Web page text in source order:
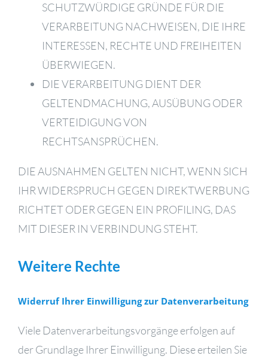
SCHUTZWÜRDIGE GRÜNDE FÜR DIE
VERARBEITUNG NACHWEISEN, DIE IHRE
INTERESSEN, RECHTE UND FREIHEITEN
ÜBERWIEGEN.
DIE VERARBEITUNG DIENT DER
GELTENDMACHUNG, AUSÜBUNG ODER
VERTEIDIGUNG VON
RECHTSANSPRÜCHEN.
DIE AUSNAHMEN GELTEN NICHT, WENN SICH
IHR WIDERSPRUCH GEGEN DIREKTWERBUNG
RICHTET ODER GEGEN EIN PROFILING, DAS
MIT DIESER IN VERBINDUNG STEHT.
Weitere Rechte
Widerruf Ihrer Einwilligung zur Datenverarbeitung
Viele Datenverarbeitungsvorgänge erfolgen auf
der Grundlage Ihrer Einwilligung. Diese erteilen Sie